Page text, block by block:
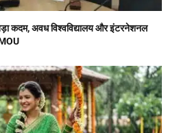
कदम, अवध विश्वविद्यालय और इंटरनेशनल